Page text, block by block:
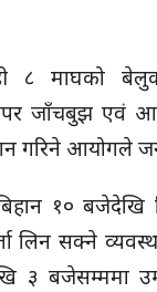
८ माघको
जाँचबुझ एवं
गरिने आयोगले
१० बजेदेखि
लिन सक्ने
३ बजेसम्ममा